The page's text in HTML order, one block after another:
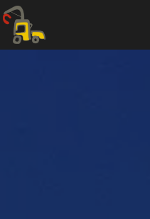
Panneau de gestion des cookies